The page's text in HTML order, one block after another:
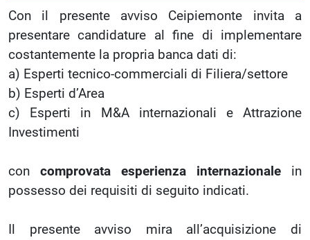
Con il presente avviso Ceipiemonte invita a
presentare candidature al fine di implementare
costantemente la propria banca dati di:
a) Esperti tecnico-commerciali di Filiera/settore
b) Esperti d’Area
c) Esperti in M&A internazionali e Attrazione
Investimenti
con comprovata esperienza internazionale in
possesso dei requisiti di seguito indicati.
Il presente avviso mira all’acquisizione di